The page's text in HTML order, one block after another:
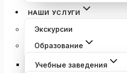
НАШИ УСЛУГИ
Экскурсии
Образование
Учебные заведения